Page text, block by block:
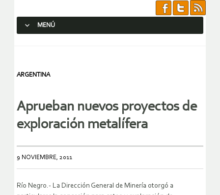
MENÚ
ARGENTINA
Aprueban nuevos proyectos de
exploración metalífera
9 NOVIEMBRE, 2011
Río Negro.- La Dirección General de Minería otorgó a